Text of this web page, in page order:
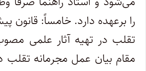
را برعهده دارد. خامساً: قانون
مقام بیان عمل مجرمانه‌ تقلب